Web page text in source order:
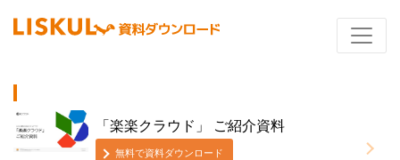
「楽楽クラウド」 ご紹介資料
無料で資料ダウンロード